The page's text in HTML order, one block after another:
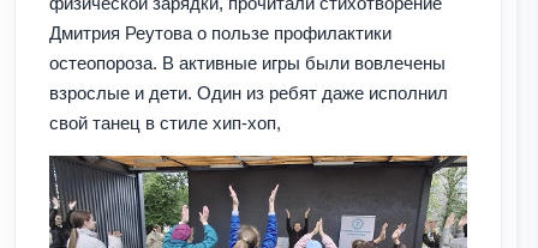
Дмитрия Реутова о пользе профилактики
остеопороза. В активные игры были вовлечены
взрослые и дети. Один из ребят даже исполнил
свой танец в стиле хип-хоп,